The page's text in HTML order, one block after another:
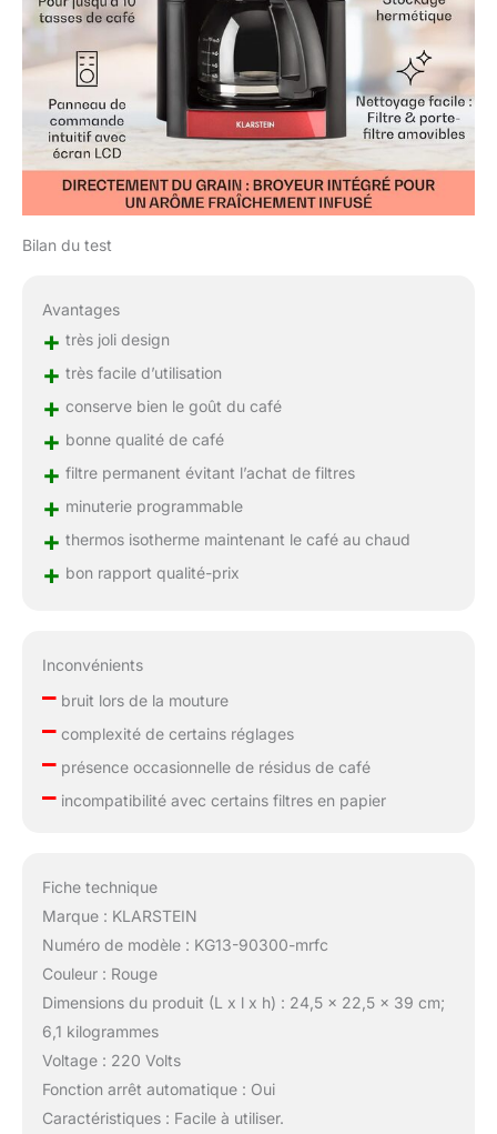
Bilan du test
Avantages
+ très joli design
+ très facile d’utilisation
+ conserve bien le goût du café
+ bonne qualité de café
+ filtre permanent évitant l’achat de filtres
+ minuterie programmable
+ thermos isotherme maintenant le café au chaud
+ bon rapport qualité-prix
Inconvénients
–bruit lors de la mouture
–complexité de certains réglages
–présence occasionnelle de résidus de café
–incompatibilité avec certains filtres en papier
Fiche technique
Marque : KLARSTEIN
Numéro de modèle : KG13-90300-mrfc
Couleur : Rouge
Dimensions du produit (L x l x h) : 24,5 x 22,5 x 39 cm;
6,1 kilogrammes
Voltage : 220 Volts
Fonction arrêt automatique : Oui
Caractéristiques : Facile à utiliser.